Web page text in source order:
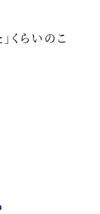
くらいのこ